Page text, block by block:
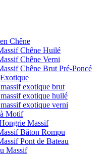
Chêne
Chêne Huilé
Chêne Verni
Chêne Brut Pré-Poncé
exotique brut
exotique huilé
exotique verni
Motif
Massif
Bâton Rompu
Pont de Bateau
Massif